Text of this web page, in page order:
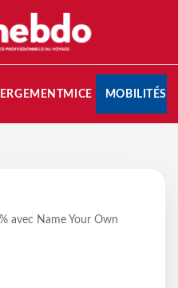
MICE MOBILITÉS
avec Name Your Own